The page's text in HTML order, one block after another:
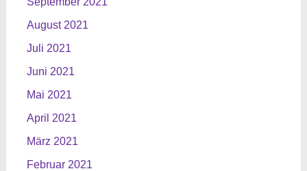
August 2021
Juli 2021
Juni 2021
Mai 2021
April 2021
März 2021
Februar 2021